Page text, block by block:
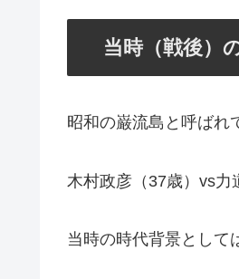
当時（戦後）
昭和の巌流島と呼ばれ
木村政彦（37歳）vs力
当時の時代背景として